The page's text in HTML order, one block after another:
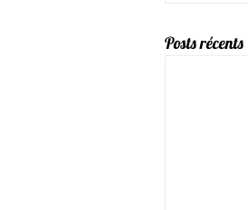
Posts récents